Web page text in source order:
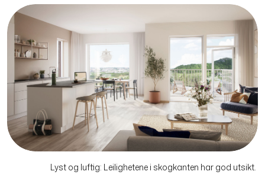
Lyst og luftig: Leilighetene i skogkanten har god utsikt.